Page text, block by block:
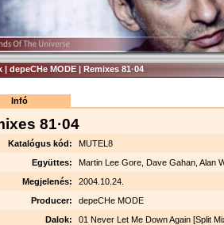
depeCHe MODE | Remixes 81·04
Infó
81·04
Katalógus kód:
MUTEL8
Együttes:
Martin Lee Gore, Dave Gahan, Alan
Megjelenés:
2004.10.24.
Producer:
depeCHe MODE
Dalok:
01 Never Let Me Down Again [Split